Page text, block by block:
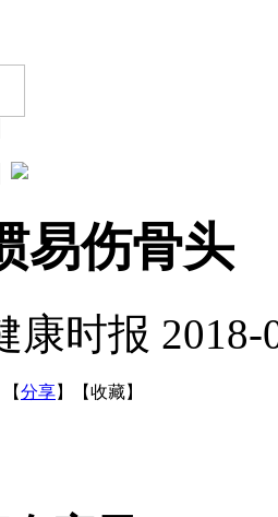
易伤骨头
康时报 2018-
【分享】 【收藏】